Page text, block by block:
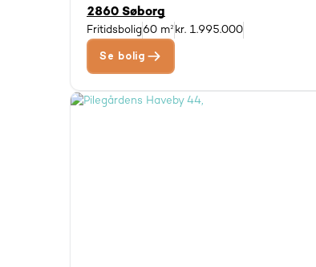
2860 Søborg
Fritidsbolig60 m² kr. 1.995.000
Se bolig